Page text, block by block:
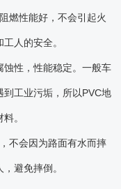
燃性能好，不会引起火
人的安全。
蚀性，性能稳定。一般车
工业污垢，所以PVC地
。
不会因为路面有水而摔
避免摔倒。